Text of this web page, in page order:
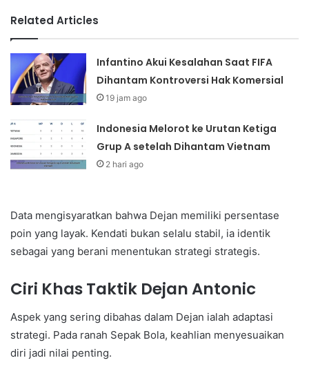
Related Articles
Infantino Akui Kesalahan Saat FIFA
Dihantam Kontroversi Hak Komersial
19 jam ago
Indonesia Melorot ke Urutan Ketiga
Grup A setelah Dihantam Vietnam
2 hari ago
Data mengisyaratkan bahwa Dejan memiliki persentase
poin yang layak. Kendati bukan selalu stabil, ia identik
sebagai yang berani menentukan strategi strategis.
Ciri Khas Taktik Dejan Antonic
Aspek yang sering dibahas dalam Dejan ialah adaptasi
strategi. Pada ranah Sepak Bola, keahlian menyesuaikan
diri jadi nilai penting.